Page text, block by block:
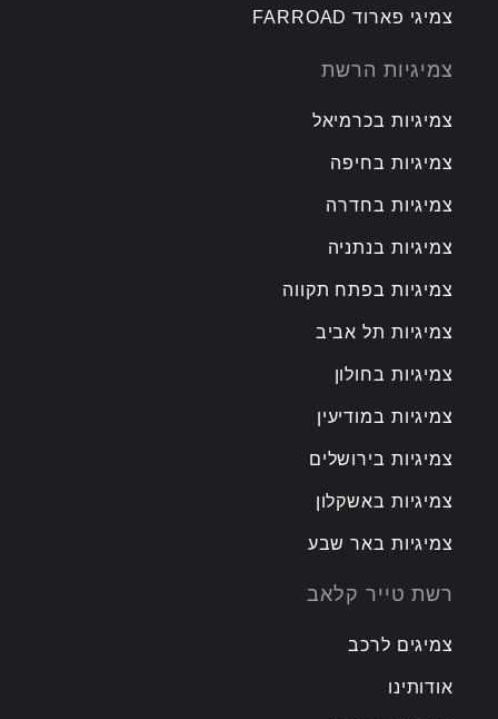
צמיגי פארוד FARROAD
צמיגיות הרשת
צמיגיות בכרמיאל
צמיגיות בחיפה
צמיגיות בחדרה
צמיגיות בנתניה
צמיגיות בפתח תקווה
צמיגיות תל אביב
צמיגיות בחולון
צמיגיות במודיעין
צמיגיות בירושלים
צמיגיות באשקלון
צמיגיות באר שבע
רשת טייר קלאב
צמיגים לרכב
אודותינו